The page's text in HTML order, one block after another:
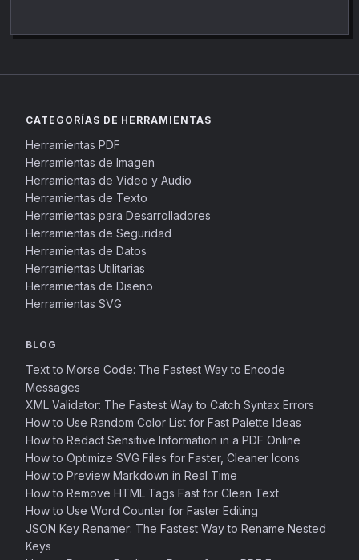
CATEGORÍAS DE HERRAMIENTAS
Herramientas PDF
Herramientas de Imagen
Herramientas de Video y Audio
Herramientas de Texto
Herramientas para Desarrolladores
Herramientas de Seguridad
Herramientas de Datos
Herramientas Utilitarias
Herramientas de Diseno
Herramientas SVG
BLOG
Text to Morse Code: The Fastest Way to Encode
Messages
XML Validator: The Fastest Way to Catch Syntax Errors
How to Use Random Color List for Fast Palette Ideas
How to Redact Sensitive Information in a PDF Online
How to Optimize SVG Files for Faster, Cleaner Icons
How to Preview Markdown in Real Time
How to Remove HTML Tags Fast for Clean Text
How to Use Word Counter for Faster Editing
JSON Key Renamer: The Fastest Way to Rename Nested
Keys